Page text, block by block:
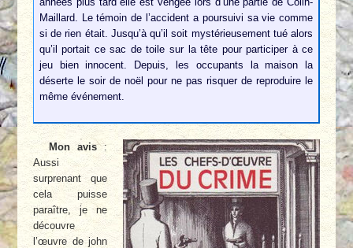
Maillard. Le témoin de l’accident a poursuivi sa vie comme
si de rien était. Jusqu’à qu’il soit mystérieusement tué alors
qu’il portait ce sac de toile sur la tête pour participer à ce
jeu bien innocent. Depuis, les occupants la maison la
déserte le soir de noël pour ne pas risquer de reproduire le
même événement.
Mon avis:
Aussi
surprenant que
cela puisse
paraître, je ne
découvre
l’œuvre de john